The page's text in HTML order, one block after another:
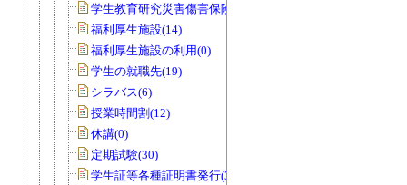
学生教育研究災害傷害保険(0)
福利厚生施設(14)
福利厚生施設の利用(0)
学生の就職先(19)
シラバス(6)
授業時間割(12)
休講(0)
定期試験(30)
学生証等各種証明書発行(36)